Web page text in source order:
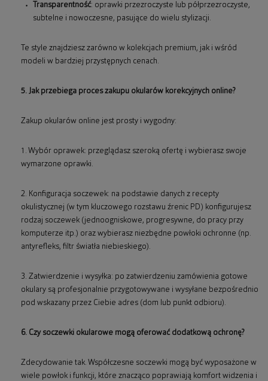
Transparentność: oprawki przezroczyste lub półprzezroczyste,
subtelne i nowoczesne, pasujące do wielu stylizacji.
Te style znajdziesz zarówno w kolekcjach premium, jak i wśród
modeli w bardziej przystępnych cenach.
5. Jak przebiega proces zakupu okularów korekcyjnych online?
Zakup okularów online jest prosty i wygodny:
1. Wybór oprawek: przeglądasz szeroką ofertę i wybierasz swoje
wymarzone oprawki.
2. Konfiguracja soczewek: na podstawie danych z recepty
okulistycznej (w tym kluczowego rozstawu źrenic PD) konfigurujesz
rodzaj soczewek (jednoogniskowe, progresywne, do pracy przy
komputerze itp.) oraz wybierasz niezbędne powłoki ochronne (np.
antyrefleks, filtr światła niebieskiego).
3. Zatwierdzenie i wysyłka: po zatwierdzeniu zamówienia gotowe
okulary są profesjonalnie przygotowywane i wysyłane bezpośrednio
pod wskazany przez Ciebie adres (dom lub punkt odbioru).
6. Czy soczewki okularowe mogą oferować dodatkową ochronę?
Zdecydowanie tak. Współczesne soczewki mogą być wyposażone w
wiele powłok i funkcji, które znacząco poprawiają komfort widzenia i